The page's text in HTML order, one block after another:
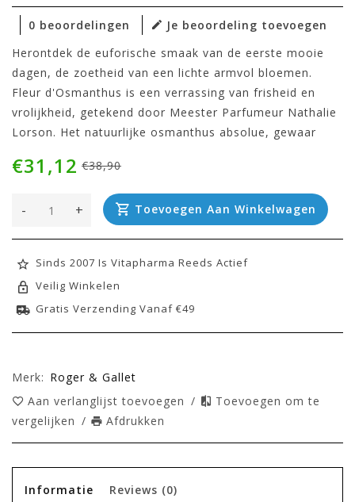
0 beoordelingen
Je beoordeling toevoegen
Herontdek de euforische smaak van de eerste mooie
dagen, de zoetheid van een lichte armvol bloemen.
Fleur d'Osmanthus is een verrassing van frisheid en
vrolijkheid, getekend door Meester Parfumeur Nathalie
Lorson. Het natuurlijke osmanthus absolue, gewaar
€38,90
€31,12
+
- Toevoegen Aan Winkelwagen
Sinds 2007 Is Vitapharma Reeds Actief
Veilig Winkelen
Gratis Verzending Vanaf €49
Merk: Roger & Gallet
Aan verlanglijst toevoegen /
Toevoegen om te
vergelijken / Afdrukken
Informatie Reviews (0)